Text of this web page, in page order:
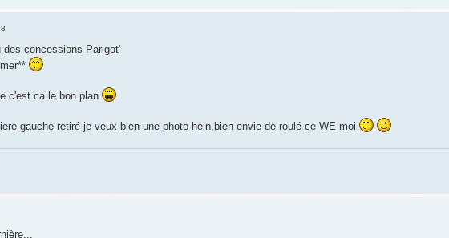
des concessions Parigot'
c'est ca le bon plan
gauche retiré je veux bien une photo hein,bien envie de roulé ce WE moi